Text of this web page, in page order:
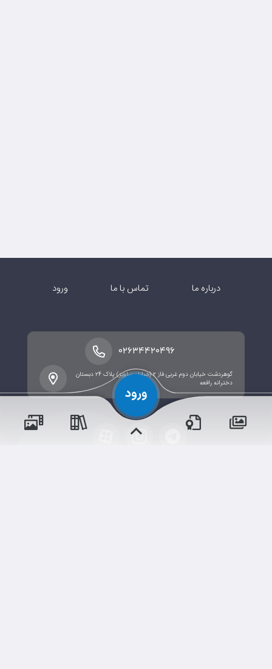
درباره ما تماس با ما ورود
گوهردشت خیابان دوم غربی فاز ۲ (خیابان ساویز) پلاک ۲۴ دبستان
دخترانه رافعه
۰۲۶۳۴۴۲۰۴۹۶